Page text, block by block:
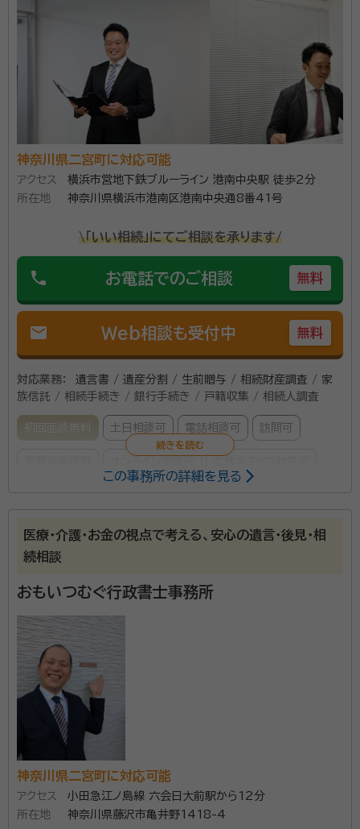
ためにも、お元気なうちに、ご自分の思いを遺言書に書
き残しておきましょう。人と人を繋ぐこの遺言書を作成
するためのお手伝いをします。 また、会社経営や不動産
賃貸などの「事業の継承」についても、事業パートナーの
税理士事務所と一緒に対応させていただきます。
神奈川県行政書士会
神奈川県二宮町に対応可能
アクセス
横浜市営地下鉄ブルーライン 港南中央駅 徒歩2分
所在地
神奈川県横浜市港南区港南中央通8番41号
\「いい相続」にてご相談を承ります/
phone お電話でのご相談 無料
mail Web相談も受付中 無料
対応業務：
遺言書 / 遺産分割 / 生前贈与 / 相続財産調査 / 家
族信託 / 相続手続き / 銀行手続き / 戸籍収集 / 相続人調査
初回面談無料 土日相談可 電話相談可 訪問可
尾形 達也（おがた たつや）
行政書士、社会保険労務士、宅地建物取
引士、FP
を経て、横浜市内の葬儀社で常務取締役就任。 その後クルーズ株式会社
設立に伴い、代表取締役就任（現任）。 クルーズ行政書士事務所代表（現
フ代表理事（現任）、一般社団法人ジャパン・バレエ理事（現任）
事務所口コミ（抜粋）：
account_circle 満足度 5.0
面談の感想
自宅まで来て下さり、丁寧に説明してくださり、今の土地の地価を直ぐに
調べてくださり対応が早かった。
契約後の感想
LINEで逐一報告してくださり、こちらの質問も迅速に答えてくださる。
電話でのやり取りでなくても良いのでこちらの都合の良い時間に情報が
横浜市の中心、港南中央駅から徒歩2分にある本社では
この事務所の詳細を見る
医療・介護・お金の視点で考える、安心の遺言・後見・相
続相談
おもいつむぐ行政書士事務所
神奈川県二宮町に対応可能
アクセス
小田急江ノ島線 六会日大前駅から12分
所在地
神奈川県藤沢市亀井野1418-4